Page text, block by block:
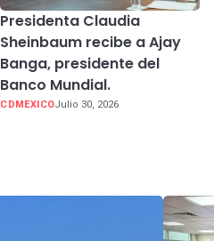
Presidenta Claudia
Sheinbaum recibe a Ajay
Banga, presidente del
Banco Mundial.
CDMEXICOJulio 30, 2026